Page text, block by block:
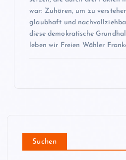
war: Zuhören, um zu
glaubhaft und
diese demokratische
leben wir Freien Wähler
Suchen